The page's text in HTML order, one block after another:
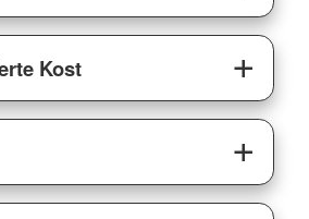
Kost